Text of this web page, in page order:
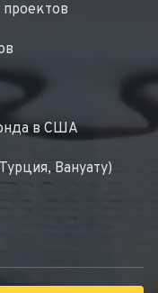
в США
Вануату)